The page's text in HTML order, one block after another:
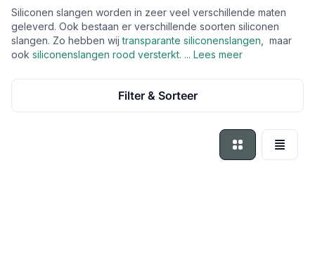
Siliconen slangen worden in zeer veel verschillende maten
geleverd. Ook bestaan er verschillende soorten siliconen
slangen. Zo hebben wijtransparante siliconenslangen , maar
ook siliconenslangen rood versterkt. ... Lees meer
Filter & Sorteer
Foto-tabelLijst